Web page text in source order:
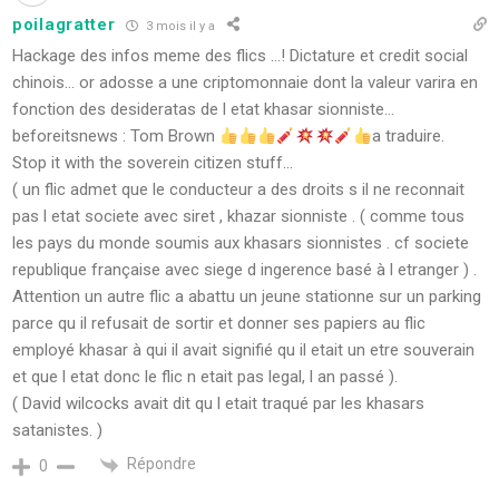
poilagratter 3 mois il y a
Hackage des infos meme des flics …! Dictature et credit social
chinois… or adosse a une criptomonnaie dont la valeur varira en
fonction des desideratas de l etat khasar sionniste…
beforeitsnews : Tom Brown
a traduire.
Stop it with the soverein citizen stuff…
( un flic admet que le conducteur a des droits s il ne reconnait
pas l etat societe avec siret , khazar sionniste . ( comme tous
les pays du monde soumis aux khasars sionnistes . cf societe
republique française avec siege d ingerence basé à l etranger ) .
Attention un autre flic a abattu un jeune stationne sur un parking
parce qu il refusait de sortir et donner ses papiers au flic
employé khasar à qui il avait signifié qu il etait un etre souverain
et que l etat donc le flic n etait pas legal, l an passé ).
( David wilcocks avait dit qu l etait traqué par les khasars
satanistes. )
0 Répondre